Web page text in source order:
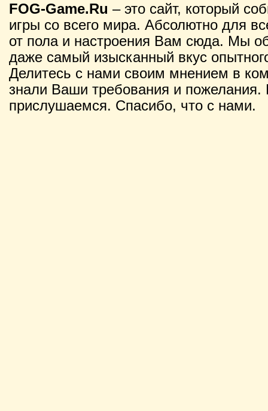
FOG-Game.Ru – это сайт, который
игры со всего мира. Абсолютно для
от пола и настроения Вам сюда. Мы
даже самый изысканный вкус
Делитесь с нами своим мнением в
знали Ваши требования и
прислушаемся. Спасибо, что с нами.